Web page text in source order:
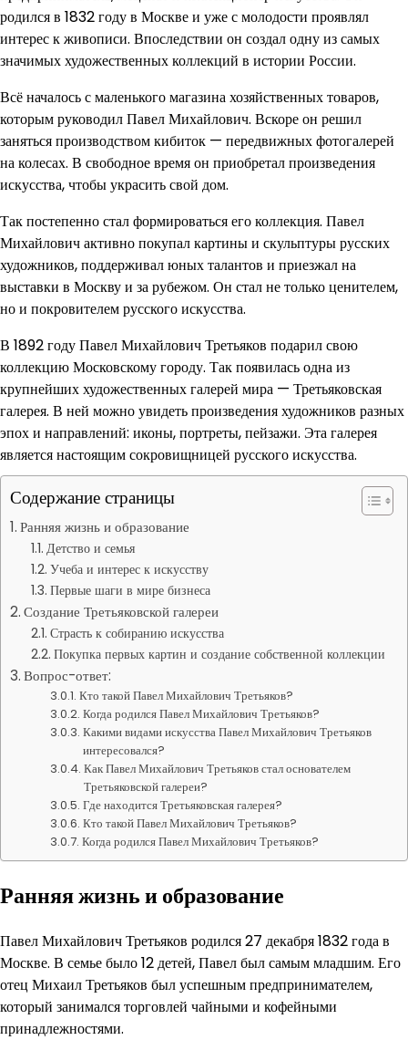
родился в 1832 году в Москве и уже с молодости проявлял
интерес к живописи. Впоследствии он создал одну из самых
значимых художественных коллекций в истории России.
Всё началось с маленького магазина хозяйственных товаров,
которым руководил Павел Михайлович. Вскоре он решил
заняться производством кибиток — передвижных фотогалерей
на колесах. В свободное время он приобретал произведения
искусства, чтобы украсить свой дом.
Так постепенно стал формироваться его коллекция. Павел
Михайлович активно покупал картины и скульптуры русских
художников, поддерживал юных талантов и приезжал на
выставки в Москву и за рубежом. Он стал не только ценителем,
но и покровителем русского искусства.
В 1892 году Павел Михайлович Третьяков подарил свою
коллекцию Московскому городу. Так появилась одна из
крупнейших художественных галерей мира — Третьяковская
галерея. В ней можно увидеть произведения художников разных
эпох и направлений: иконы, портреты, пейзажи. Эта галерея
является настоящим сокровищницей русского искусства.
Содержание страницы
Ранняя жизнь и образование
Детство и семья
Учеба и интерес к искусству
Первые шаги в мире бизнеса
Создание Третьяковской галереи
Страсть к собиранию искусства
Покупка первых картин и создание собственной коллекции
Вопрос-ответ:
Кто такой Павел Михайлович Третьяков?
Когда родился Павел Михайлович Третьяков?
Какими видами искусства Павел Михайлович Третьяков
интересовался?
Как Павел Михайлович Третьяков стал основателем
Третьяковской галереи?
Где находится Третьяковская галерея?
Кто такой Павел Михайлович Третьяков?
Когда родился Павел Михайлович Третьяков?
Ранняя жизнь и образование
Павел Михайлович Третьяков родился 27 декабря 1832 года в
Москве. В семье было 12 детей, Павел был самым младшим. Его
отец Михаил Третьяков был успешным предпринимателем,
который занимался торговлей чайными и кофейными
принадлежностями.